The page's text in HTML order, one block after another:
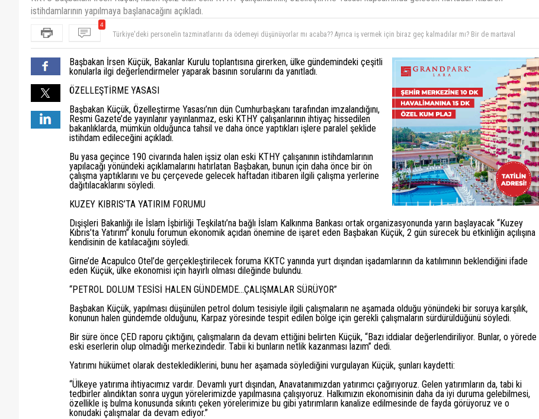
istihdamlarının yapılmaya başlanacağını açıkladı.
4
Bunlar yedikleri kadar yediler. Daha neden işe sokmak için yasa çıkartıyorlar. Bedavadan para kazandıkları yıllara saysınlar.
TL`Yİ NE YAPTI DİYE. KKTC MAKAMLARI TARAFINDAN BUNLAR İHBAR KABUL EDİLİP HAVA-SEN`İN HESAPLARI NİYE İNCELENMİYOR.KTHY
PERSONELİNİN KİŞİ BAŞI 20-25BİN TL ALACAĞI VARKEN PERSONEL BUNALIMA GİRİP İNTİHAR EDERKEN HAVA-SEN YÖNETİCİLERİ GECE RAHAT
UYUYORLAR MI?buran efendi ve yandaşları LÜKS İÇİNDE VİLLADA VE BMW ARABADA GEZERKEN İRSEN KÜÇÜK HÜKÜMETİ NE ZAMAN HESAP
SORACAK???
Ya bunlar hala konuşuyorlar mı yaw. Bu ne utanmazlık 2 sene olmuş batalı iş vereceklermiş. Bu kıbrısta bunlar ne içiyo bana da söyleyin
gardaş...
Türkiye'deki personelin tazminatlarını da ödemeyi düşünüyorlar mı acaba?? Ayrıca iş vermek için biraz geç kalmadılar mı? Bir de martaval
okur gibi 2-3 ay da bir işe yerleştirilecekler falan yeter artık!!!
Başbakan İrsen Küçük, Bakanlar Kurulu toplantısına girerken, ülke gündemindeki çeşitli
konularla ilgi değerlendirmeler yaparak basının sorularını da yanıtladı.
ÖZELLEŞTİRME YASASI
Başbakan Küçük, Özelleştirme Yasası’nın dün Cumhurbaşkanı tarafından imzalandığını,
Resmi Gazete’de yayınlanır yayınlanmaz, eski KTHY çalışanlarının ihtiyaç hissedilen
bakanlıklarda, mümkün olduğunca tahsil ve daha önce yaptıkları işlere paralel şeklide
istihdam edileceğini açıkladı.
Bu yasa geçince 190 civarında halen işsiz olan eski KTHY çalışanının istihdamlarının
yapılacağı yönündeki açıklamalarını hatırlatan Başbakan, bunun için daha önce bir ön
çalışma yaptıklarını ve bu çerçevede gelecek haftadan itibaren ilgili çalışma yerlerine
dağıtılacaklarını söyledi.
KUZEY KIBRIS’TA YATIRIM FORUMU
Dışişleri Bakanlığı ile İslam İşbirliği Teşkilatı’na bağlı İslam Kalkınma Bankası ortak organizasyonunda yarın başlayacak “Kuzey
Kıbrıs’ta Yatırım” konulu forumun ekonomik açıdan önemine de işaret eden Başbakan Küçük, 2 gün sürecek bu etkinliğin açılışına
kendisinin de katılacağını söyledi.
Girne’de Acapulco Otel’de gerçekleştirilecek foruma KKTC yanında yurt dışından işadamlarının da katılımının beklendiğini ifade
eden Küçük, ülke ekonomisi için hayırlı olması dileğinde bulundu.
“PETROL DOLUM TESİSİ HALEN GÜNDEMDE…ÇALIŞMALAR SÜRÜYOR”
Başbakan Küçük, yapılması düşünülen petrol dolum tesisiyle ilgili çalışmaların ne aşamada olduğu yönündeki bir soruya karşılık,
konunun halen gündemde olduğunu, Karpaz yöresinde tespit edilen bölge için gerekli çalışmaların sürdürüldüğünü söyledi.
Bir süre önce ÇED raporu çıktığını, çalışmaların da devam ettiğini belirten Küçük, “Bazı iddialar değerlendiriliyor. Bunlar, o yörede
eski eserlerin olup olmadığı merkezindedir. Tabii ki bunların netlik kazanması lazım” dedi.
Yatırımı hükümet olarak desteklediklerini, bunu her aşamada söylediğini vurgulayan Küçük, şunları kaydetti:
“Ülkeye yatırıma ihtiyacımız vardır. Devamlı yurt dışından, Anavatanımızdan yatırımcı çağırıyoruz. Gelen yatırımların da, tabi ki
tedbirler alındıktan sonra uygun yörelerimizde yapılmasına çalışıyoruz. Halkımızın ekonomisinin daha da iyi duruma gelebilmesi,
özellikle iş bulma konusunda sıkıntı çeken yörelerimize bu gibi yatırımların kanalize edilmesinde de fayda görüyoruz ve o
konudaki çalışmalar da devam ediyor.”